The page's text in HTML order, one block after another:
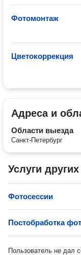
Фотомонтаж
Цветокоррекция
Адреса и
Области выезда
Санкт-Петербург
Услуги
Фотосессии
Постобработка
Пользователь не дал